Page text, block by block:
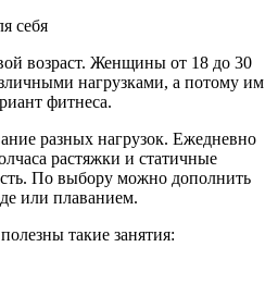
возраст. Женщины от 18 до 30
нагрузками, а потому им
фитнеса.
разных нагрузок. Ежедневно
растяжки и статичные
По выбору можно дополнить
или плаванием.
такие занятия: